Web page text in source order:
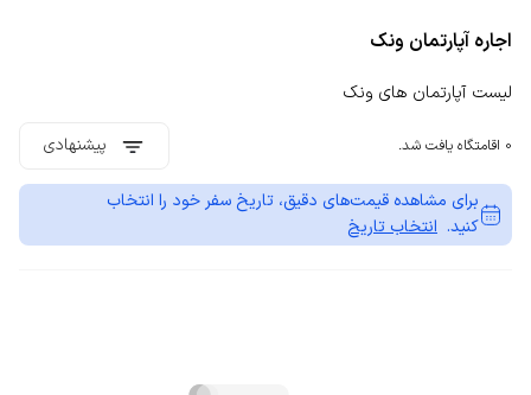
اجاره آپارتمان ونک
لیست آپارتمان های ونک
0 اقامتگاه یافت شد. پیشنهادی
برای مشاهده قیمت‌های دقیق، تاریخ سفر خود را انتخاب
کنید. انتخاب تاریخ